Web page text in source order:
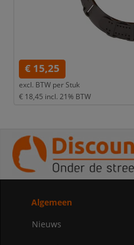
€ 15,25
excl. BTW per Stuk
€ 18,45 incl. 21% BTW
Algemeen
Nieuws